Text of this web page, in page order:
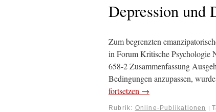
Depression und
Zum begrenzten
in Forum Kritische Psychologie
658-2 Zusammenfassung
Bedingungen anzupassen,
fortsetzen →
Rubrik: Online-Publikationen |